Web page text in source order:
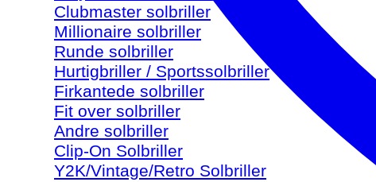
Clubmaster solbriller
Millionaire solbriller
Runde solbriller
Hurtigbriller / Sportssolbriller
Firkantede solbriller
Fit over solbriller
Andre solbriller
Clip-On Solbriller
Y2K/Vintage/Retro Solbriller